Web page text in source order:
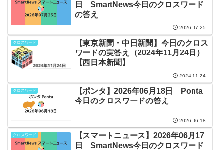
日 SmartNews今日のクロスワード
の答え
2026.07.25
クロスワード
【東京新聞・中日新聞】今日のクロス
ワードの実答え（2024年11月24日）
【西日本新聞】
2024.11.24
クロスワード
【ポンタ】2026年06月18日 Ponta
今日のクロスワードの答え
2026.06.18
クロスワード
【スマートニュース】2026年06月17
日 SmartNews今日のクロスワード